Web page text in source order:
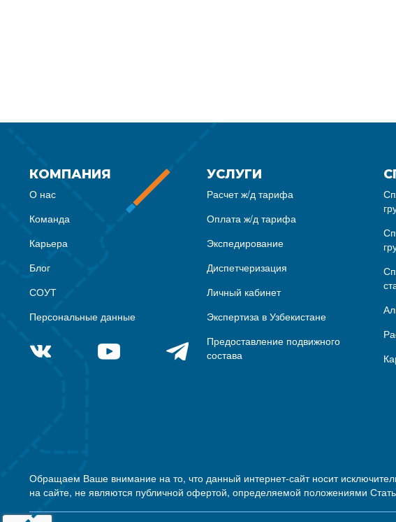
КОМПАНИЯ
О нас
Команда
Карьера
Блог
СОУТ
Персональные данные
УСЛУГИ
Расчет ж/д тарифа
Оплата ж/д тарифа
Экспедирование
Диспетчеризация
Личный кабинет
Экспертиза в Узбекистане
Предоставление подвижного
состава
Обращаем Ваше внимание на то, что данный интернет-сайт носит
на сайте, не являются публичной офертой, определяемой положениями